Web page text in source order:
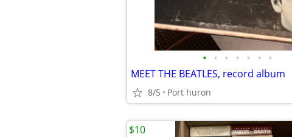
• • • • • • •
MEET THE BEATLES, record album
8/5 Port huron
$10